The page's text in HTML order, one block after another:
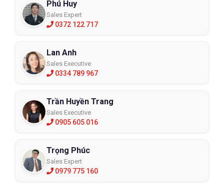
Phú Huy
Sales Expert
0372 122 717
Lan Anh
Sales Executive
0334 789 967
Trần Huyền Trang
Sales Executive
0905 605 016
Trọng Phúc
Sales Expert
0979 775 160